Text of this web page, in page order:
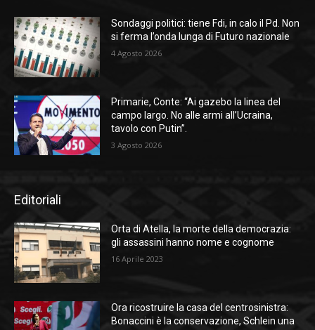
Sondaggi politici: tiene Fdi, in calo il Pd. Non
si ferma l’onda lunga di Futuro nazionale
4 Agosto 2026
Primarie, Conte: “Ai gazebo la linea del
campo largo. No alle armi all’Ucraina,
tavolo con Putin”.
3 Agosto 2026
Editoriali
Orta di Atella, la morte della democrazia:
gli assassini hanno nome e cognome
16 Aprile 2023
Ora ricostruire la casa del centrosinistra:
Bonaccini è la conservazione, Schlein una